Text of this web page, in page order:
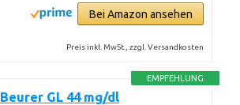
Bei Amazon ansehen
Preis inkl. MwSt., zzgl. Versandkosten
EMPFEHLUNG
Beurer GL 44 mg/dl